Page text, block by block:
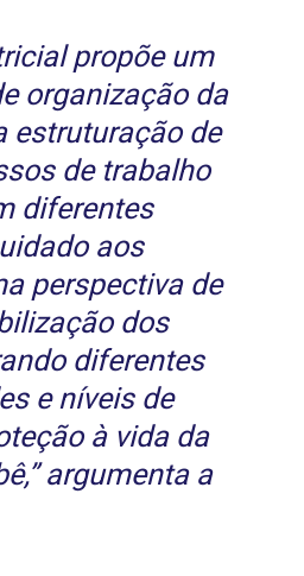
propõe um
organização da
estruturação de
de trabalho
diferentes
aos
perspectiva de
dos
diferentes
e níveis de
à vida da
argumenta a